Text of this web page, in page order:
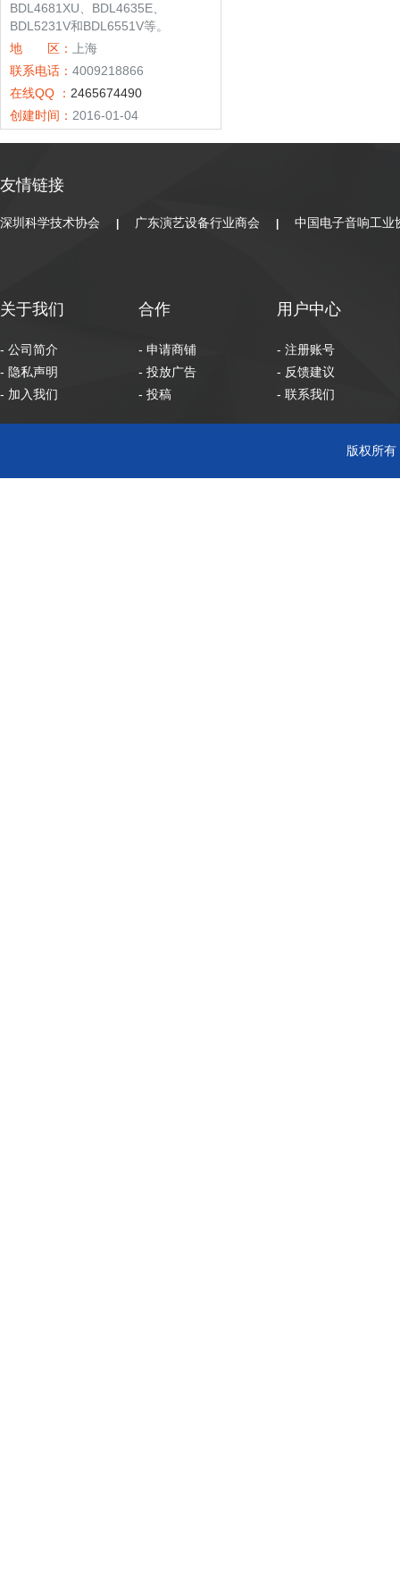
BDL4681XU、BDL4635E、
BDL5231V和BDL6551V等。
地 区：
上海
联系电话： 4009218866
在线QQ ： 2465674490
创建时间： 2016-01-04
友情链接
深圳科学技术协会 广东演艺设备行业商会 中国电子音响工业
关于我们
- 公司简介
- 隐私声明
- 加入我们
合作
- 申请商铺
- 投放广告
- 投稿
用户中心
- 注册账号
- 反馈建议
- 联系我们
版权所